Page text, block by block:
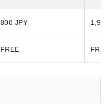
800 JPY
FREE